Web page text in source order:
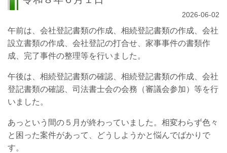
2026-06-02
午前は、会社登記書類の作成、相続登記書類の作成、会社
設立書類の作成、会社登記の打合せ、家事事件の書類作
成、完了事件の整理等を行いました。
午後は、相続登記書類の確認、相続登記書類の作成、会社
登記書類の確認、司法書士会の会務（審議会参加）等を行
いました。
あっという間の５月が終わっていました。相変わらず色々
と困った案件があって、どうしようかと悩んでばかりで
す。